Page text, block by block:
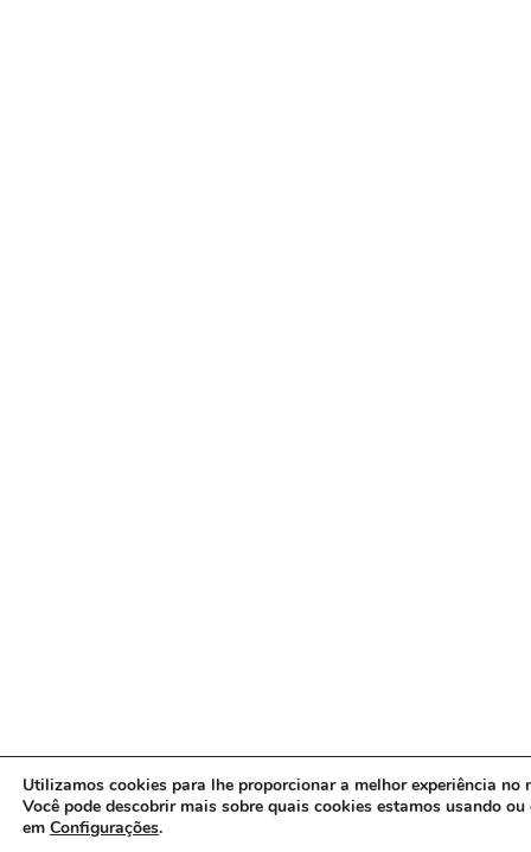
Utilizamos cookies para lhe proporcionar a melhor experiência no
Você pode descobrir mais sobre quais cookies estamos usando
em Configurações.